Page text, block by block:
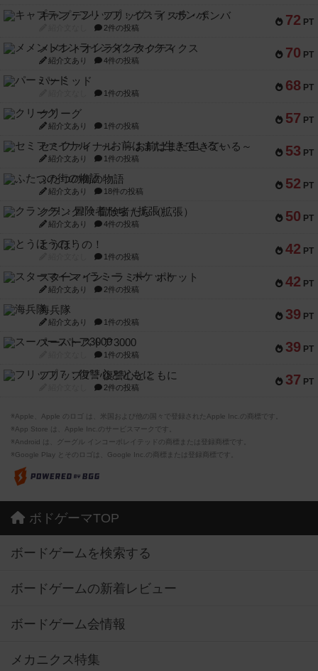
72 PT
キャプテン・フリップ：イスラ・ボンバ
2件の投稿
70 PT
メメントオンラインタクティクス
紹介文あり 4件の投稿
68 PT
パーミッド
1件の投稿
57 PT
クリーグ
紹介文あり 1件の投稿
53 PT
セミファイナル ～お前はまだ生きている～
紹介文あり 1件の投稿
52 PT
ふたつの街の物語
紹介文あり 18件の投稿
50 PT
クランク! ：冒険者たち（拡張）
紹介文あり 4件の投稿
42 PT
とうほうの！
1件の投稿
42 PT
スターマイン・ラミー ポケット
紹介文あり 2件の投稿
39 PT
海兵隊
紹介文あり 1件の投稿
39 PT
スーパーストア3000
1件の投稿
37 PT
フリップ７：復讐心とともに
2件の投稿
※Apple、Apple のロゴ は、米国および他の国々で登録されたApple Inc.の商標です。
※App Store は、Apple Inc.のサービスマークです。
※Android は、グーグル インコーポレイテッドの商標または登録商標です。
※Google Play とそのロゴは、Google Inc.の商標または登録商標です。
ボドゲーマTOP
ボードゲームを検索する
ボードゲームの新着レビュー
ボードゲーム会情報
メカニクス特集